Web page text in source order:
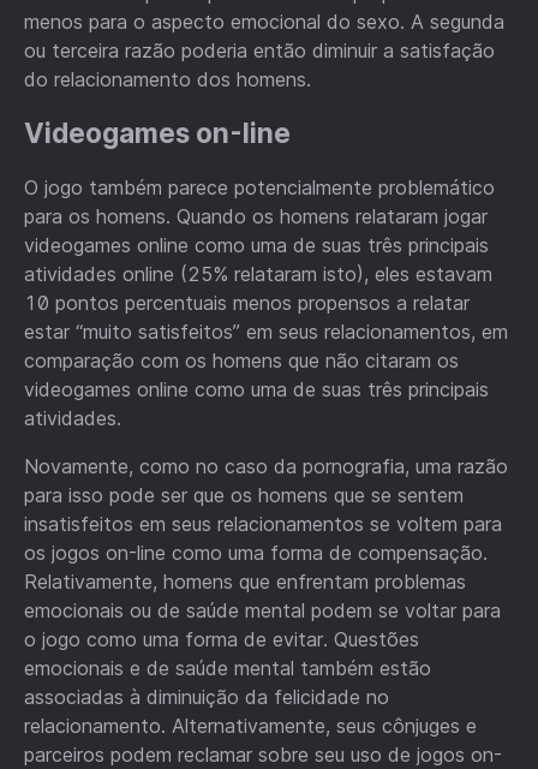
menos para o aspecto emocional do sexo. A segunda
ou terceira razão poderia então diminuir a satisfação
do relacionamento dos homens.
Videogames on-line
O jogo também parece potencialmente problemático
para os homens. Quando os homens relataram jogar
videogames online como uma de suas três principais
atividades online (25% relataram isto), eles estavam
10 pontos percentuais menos propensos a relatar
estar “muito satisfeitos” em seus relacionamentos, em
comparação com os homens que não citaram os
videogames online como uma de suas três principais
atividades.
Novamente, como no caso da pornografia, uma razão
para isso pode ser que os homens que se sentem
insatisfeitos em seus relacionamentos se voltem para
os jogos on-line como uma forma de compensação.
Relativamente, homens que enfrentam problemas
emocionais ou de saúde mental podem se voltar para
o jogo como uma forma de evitar. Questões
emocionais e de saúde mental também estão
associadas à diminuição da felicidade no
relacionamento. Alternativamente, seus cônjuges e
parceiros podem reclamar sobre seu uso de jogos on-